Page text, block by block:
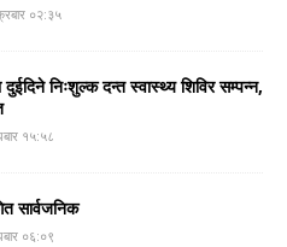
०२:३५
निःशुल्क दन्त स्वास्थ्य शिविर सम्पन्न,
१५:५८
सार्वजनिक
०६:०९